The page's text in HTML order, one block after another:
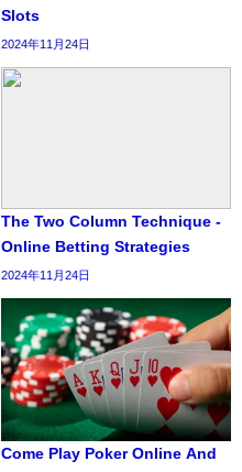
Slots
2024年11月24日
The Two Column Technique -
Online Betting Strategies
2024年11月24日
Come Play Poker Online And